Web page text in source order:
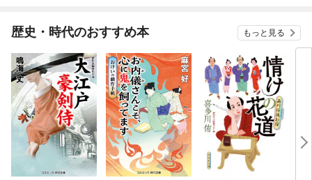
歴史・時代のおすすめ本 もっと見る